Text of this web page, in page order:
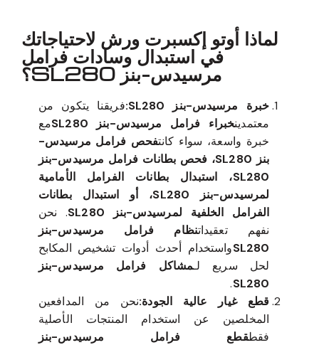
لماذا أوتو إكسبرت ورش لاحتياجاتك
في استبدال وسادات فرامل
مرسيدس-بنز SL280؟
خبرة مرسيدس-بنز SL280:
فريقنا يتكون من
معتمدينخبراء فرامل مرسيدس-بنز SL280
مع
خبرة واسعة، سواء كانتفحص فرامل مرسيدس-
بنز SL280، فحص بطانات فرامل مرسيدس-بنز
SL280، استبدال بطانات الفرامل الأمامية
لمرسيدس-بنز SL280، أو استبدال بطانات
الفرامل الخلفية لمرسيدس-بنز SL280
. نحن
نفهم تعقيداتنظام فرامل مرسيدس-بنز
SL280واستخدام أحدث أدوات تشخيص المكابح
لحل سريع لـمشاكل فرامل مرسيدس-بنز
SL280
.
قطع غيار عالية الجودة:نحن من المدافعين
المخلصين عن استخدام المنتجات الأصلية
فقطقطع فرامل مرسيدس-بنز